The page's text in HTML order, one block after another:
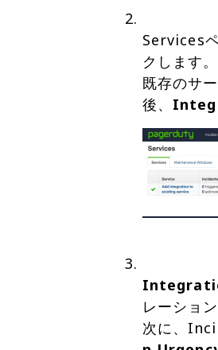
Services
クします。
既存のサ
後、
レーショ
次に、